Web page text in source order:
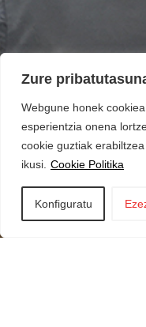
Zure
Webgune honek
esperientzia onena
cookie guztiak
ikusi. Cookie Politika
Konfiguratu